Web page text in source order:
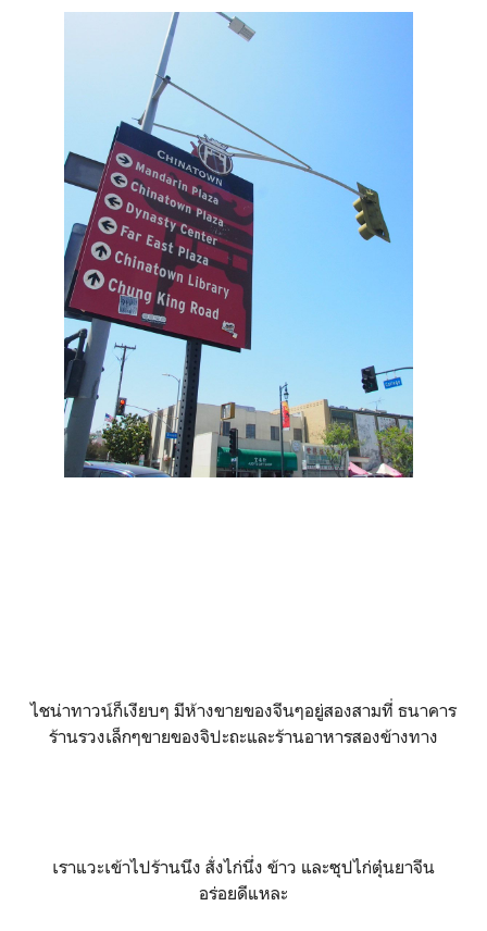
ไชน่าทาวน์ก็เงียบๆ มีห้างขายของจีนๆอยู่สองสามที่ ธนาคาร
ร้านรวงเล็กๆขายของจิปะถะและร้านอาหารสองข้างทาง
เราแวะเข้าไปร้านนึง สั่งไก่นึ่ง ข้าว และซุปไก่ตุ๋นยาจีน
อร่อยดีแหละ